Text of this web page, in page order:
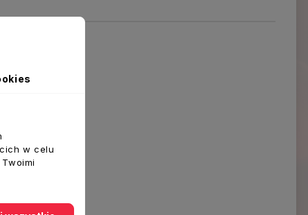
w celu